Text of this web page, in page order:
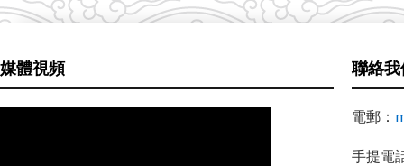
媒體視頻 聯絡我
電郵：
手提電